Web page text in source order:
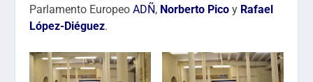
Parlamento EuropeoADÑ, Norberto Pico y Rafael
López-Diéguez.